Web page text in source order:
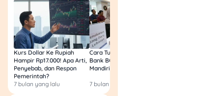
Jadi, Kamu Tim Bakal
Buy or Bye Mobil Listrik
Subsidi?
Kurs Dollar Ke Rupiah
Hampir Rp17.000! Apa Arti,
Penyebab, dan Respon
Pemerintah?
7 bulan yang lalu
Cara Tukar Uang Baru di
Bank BCA (Umum, BNI,
Mandiri, BRI, dan BSI) 2026!
7 bulan yang lalu